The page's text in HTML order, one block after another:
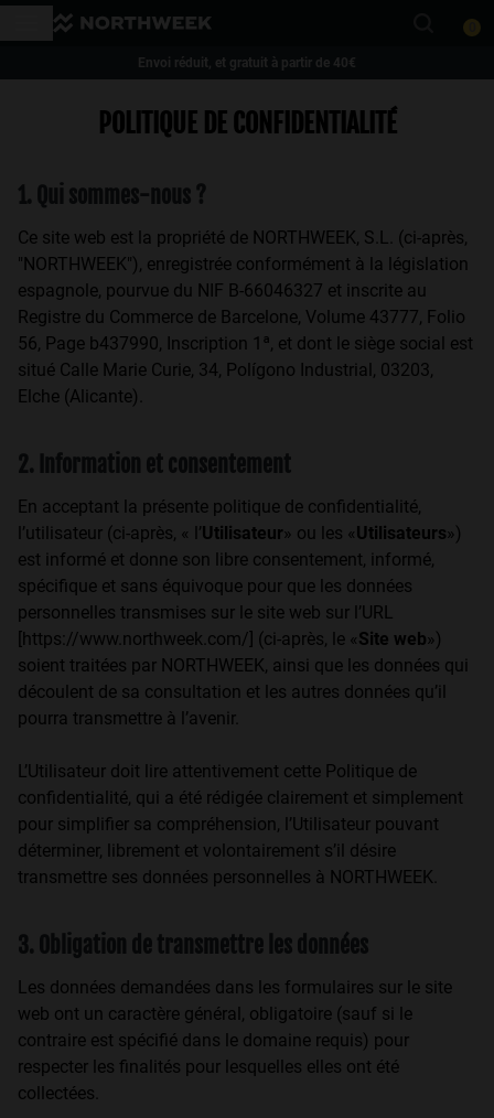
Cookies are small text files that can be used by websites to make a user's
experience more efficient.
necessary for the operation of this site. For all other types of cookies we
need your permission.
party services that appear on our pages.
You can at any time change or withdraw your consent from the Cookie
Declaration on our website.
Learn more about who we are, how you can contact us and how we
process personal data in our Privacy Policy.
Please state your consent ID and date when you contact us regarding your
consent.
Analytical Cookies
Personalization Cookies
Veuillez
noter
un
d'accessibilité.
Envoi réduit, et gratuit à partir de 40€
POLITIQUE DE CONFIDENTIALITÉ
1. Qui sommes-nous ?
Ce site web est la propriété de NORTHWEEK, S.L. (ci-après,
"NORTHWEEK"), enregistrée conformément à la législation
espagnole, pourvue du NIF B-66046327 et inscrite au
Registre du Commerce de Barcelone, Volume 43777, Folio
56, Page b437990, Inscription 1ª, et dont le siège social est
situé Calle Marie Curie, 34, Polígono Industrial, 03203,
Elche (Alicante).
2. Information et consentement
En acceptant la présente politique de confidentialité,
l’utilisateur (ci-après, « l’Utilisateur» ou les «Utilisateurs»)
est informé et donne son libre consentement, informé,
spécifique et sans équivoque pour que les données
personnelles transmises sur le site web sur l’URL
[https://www.northweek.com/] (ci-après, le «Site web»)
soient traitées par NORTHWEEK, ainsi que les données qui
découlent de sa consultation et les autres données qu’il
pourra transmettre à l’avenir.
L’Utilisateur doit lire attentivement cette Politique de
confidentialité, qui a été rédigée clairement et simplement
pour simplifier sa compréhension, l’Utilisateur pouvant
déterminer, librement et volontairement s’il désire
transmettre ses données personnelles à NORTHWEEK.
3. Obligation de transmettre les données
Les données demandées dans les formulaires sur le site
web ont un caractère général, obligatoire (sauf si le
contraire est spécifié dans le domaine requis) pour
respecter les finalités pour lesquelles elles ont été
collectées.